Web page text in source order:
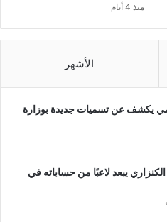
منذ 4 أيام
الأشهر
يكشف عن تسميات جديدة بوزارة
يبعد لاعبًا من حساباته في